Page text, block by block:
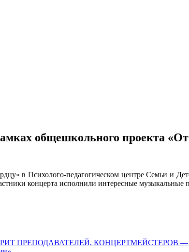
общешкольного проекта «От
в Психолого-педагогическом центре Семьи и
концерта исполнили интересные музыкальные
ПРЕПОДАВАТЕЛЕЙ,